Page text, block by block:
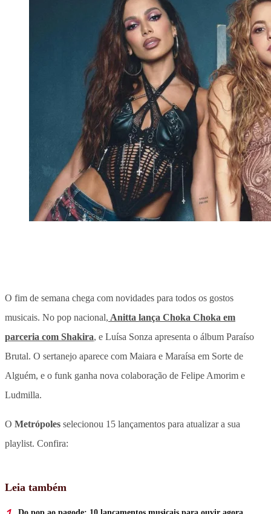
O fim de semana chega com novidades para todos os gostos
musicais. No pop nacional, Anitta lança Choka Choka em
parceria com Shakira, e Luísa Sonza apresenta o álbum Paraíso
Brutal. O sertanejo aparece com Maiara e Maraísa em Sorte de
Alguém, e o funk ganha nova colaboração de Felipe Amorim e
Ludmilla.
O Metrópoles selecionou 15 lançamentos para atualizar a sua
playlist. Confira:
Leia também